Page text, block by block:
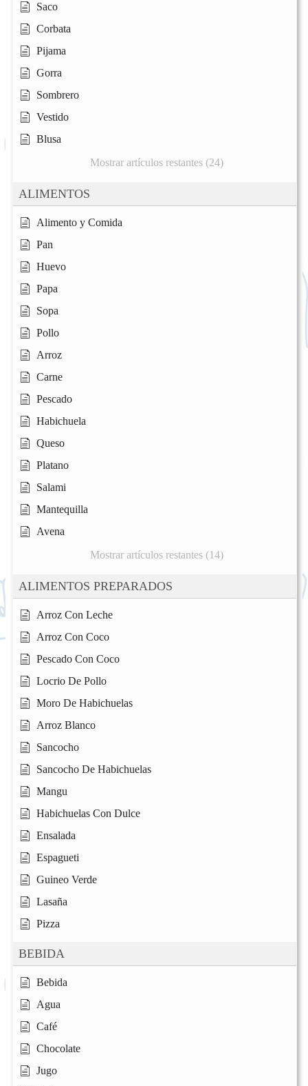
Saco
Corbata
Pijama
Gorra
Sombrero
Vestido
Blusa
Mostrar artículos restantes (24)
ALIMENTOS
Alimento y Comida
Pan
Huevo
Papa
Sopa
Pollo
Arroz
Carne
Pescado
Habichuela
Queso
Platano
Salami
Mantequilla
Avena
Mostrar artículos restantes (14)
ALIMENTOS PREPARADOS
Arroz Con Leche
Arroz Con Coco
Pescado Con Coco
Locrio De Pollo
Moro De Habichuelas
Arroz Blanco
Sancocho
Sancocho De Habichuelas
Mangu
Habichuelas Con Dulce
Ensalada
Espagueti
Guineo Verde
Lasaña
Pizza
BEBIDA
Bebida
Agua
Café
Chocolate
Jugo